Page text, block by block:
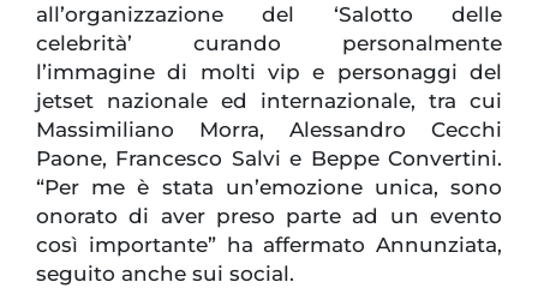
all’organizzazione del ‘Salotto delle
celebrità’ curando personalmente
l’immagine di molti vip e personaggi del
jetset nazionale ed internazionale, tra cui
Massimiliano Morra, Alessandro Cecchi
Paone, Francesco Salvi e Beppe Convertini.
“Per me è stata un’emozione unica, sono
onorato di aver preso parte ad un evento
così importante” ha affermato Annunziata,
seguito anche sui social.